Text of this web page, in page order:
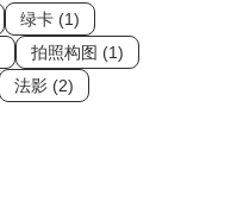
绿卡 (1)
拍照构图 (1)
法影 (2)